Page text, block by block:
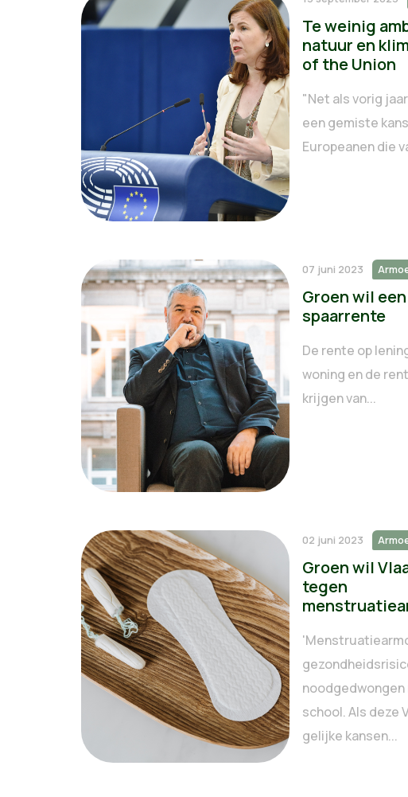
Te weinig
natuur en
of the Union
"Net als vorig
een gemiste
Europeanen die
07 juni 2023
Groen wil
spaarrente
De rente op
woning en de
krijgen van...
02 juni 2023
Groen wil
tegen
noodgedwongen
school. Als deze
gelijke kansen...